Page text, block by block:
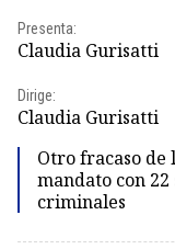
Presenta:
Claudia Gurisatti
Dirige:
Claudia Gurisatti
Otro fracaso de
mandato con
criminales